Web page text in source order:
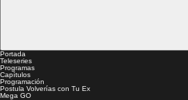
Portada
Teleseries
Programas
Capítulos
Programación
Postula Volverías con Tu Ex
Mega GO